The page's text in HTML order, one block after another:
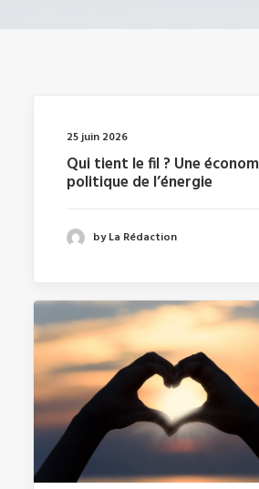
25 juin 2026
Qui tient le fil ? Une
politique de l’énergie
by La Rédaction